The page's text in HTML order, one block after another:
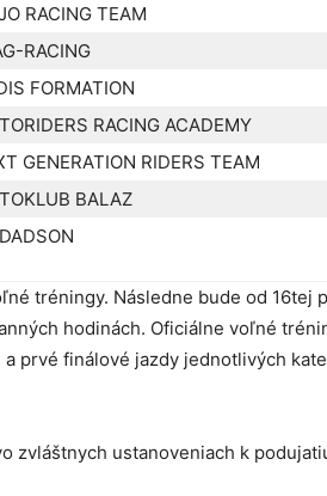
RACING TEAM
RACING
FORMATION
RACING ACADEMY
GENERATION RIDERS TEAM
BALAZ
tréningy. Následne bude od 16tej
hodinách. Oficiálne voľné
prvé finálové jazdy jednotlivých
zvláštnych ustanoveniach k